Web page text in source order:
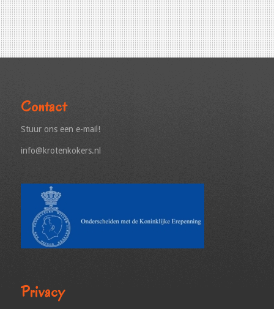
Contact
Stuur ons een e-mail!
info@krotenkokers.nl
Privacy